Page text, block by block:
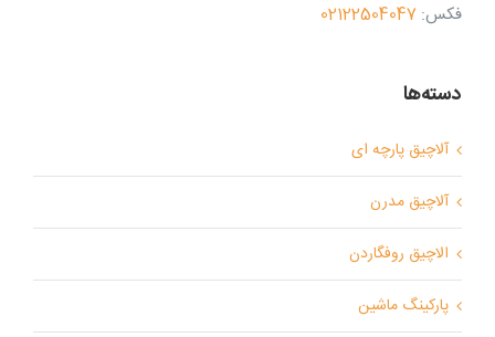
فکس: 02122504047
دسته‌ها
آلاچیق پارچه ای
آلاچیق مدرن
الاچیق روفگاردن
پارکینگ ماشین